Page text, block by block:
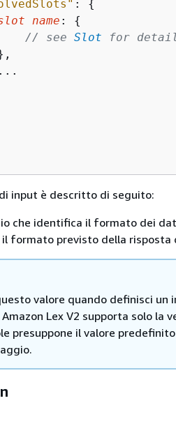
: {
name : {
// see Slot for
input è descritto di seguito:
che identifica il formato dei
formato previsto della risposta
valore quando definisci
Lex V2 supporta solo la
presuppone il valore